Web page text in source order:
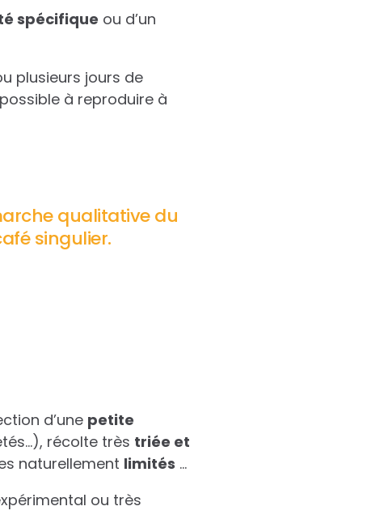
spécifique ou d’un
plusieurs jours de
à reproduire à
qualitative du
singulier.
d’une petite
récolte très triée et
naturellement limités …
ou très